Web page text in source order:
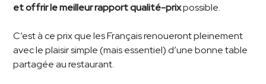
et offrir le meilleur rapport qualité-prixpossible.
C’est à ce prix que les Français renoueront pleinement
avec le plaisir simple (mais essentiel) d’une bonne table
partagée au restaurant.